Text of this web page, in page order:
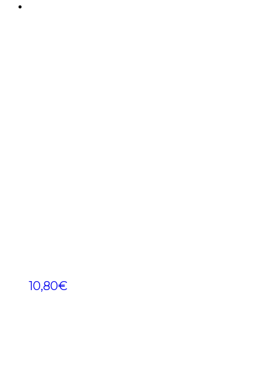
10,80€